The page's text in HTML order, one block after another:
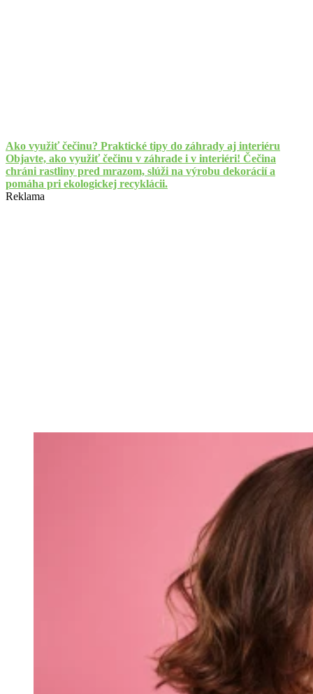
Ako využiť čečinu? Praktické tipy do záhrady aj interiéru
Objavte, ako využiť čečinu v záhrade i v interiéri! Čečina
chráni rastliny pred mrazom, slúži na výrobu dekorácií a
pomáha pri ekologickej recyklácii.
Reklama